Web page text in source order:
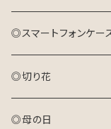
◎スマートフォンケー
◎切り花
◎母の日